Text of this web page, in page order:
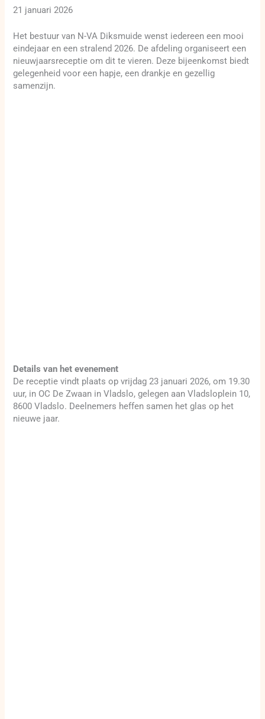
21 januari 2026
Het bestuur van N-VA Diksmuide wenst iedereen een mooi
eindejaar en een stralend 2026. De afdeling organiseert een
nieuwjaarsreceptie om dit te vieren. Deze bijeenkomst biedt
gelegenheid voor een hapje, een drankje en gezellig
samenzijn.
Details van het evenement
De receptie vindt plaats op vrijdag 23 januari 2026, om 19.30
uur, in OC De Zwaan in Vladslo, gelegen aan Vladsloplein 10,
8600 Vladslo. Deelnemers heffen samen het glas op het
nieuwe jaar.